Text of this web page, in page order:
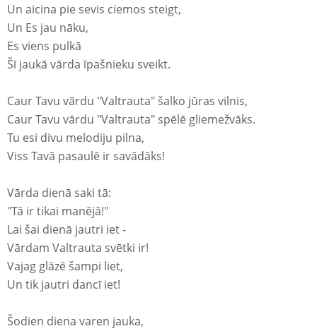
Un aicina pie sevis ciemos steigt,
Un Es jau nāku,
Es viens pulkā
Šī jaukā vārda īpašnieku sveikt.
Caur Tavu vārdu "Valtrauta" šalko jūras vilnis,
Caur Tavu vārdu "Valtrauta" spēlē gliemežvāks.
Tu esi divu melodiju pilna,
Viss Tavā pasaulē ir savādāks!
Vārda dienā saki tā:
"Tā ir tikai manējā!"
Lai šai dienā jautri iet -
Vārdam Valtrauta svētki ir!
Vajag glāzē šampi liet,
Un tik jautri dancī iet!
Šodien diena varen jauka,